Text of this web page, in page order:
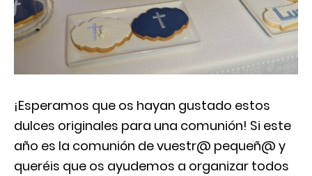
¡Esperamos que os hayan gustado estos
dulces originales para una comunión! Si este
año es la comunión de vuestr@ pequeñ@ y
queréis que os ayudemos a organizar todos